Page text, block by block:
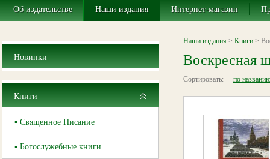
Об издательстве Наши издания Интернет-магазин
Новинки
Книги
▪ Священное Писание
▪ Богослужебные книги
Наши издания > Книги >
Воскресная
Сортировать: по